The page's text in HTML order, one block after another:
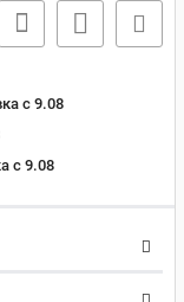
c 9.08
c 9.08